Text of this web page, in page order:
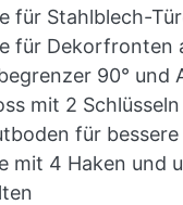
für Stahlblech-
für Dekorfronten
90° und
mit 2 Schlüsseln
für
mit 4 Haken und